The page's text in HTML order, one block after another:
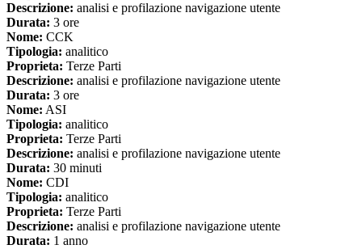
Descrizione: analisi e profilazione navigazione utente
Durata: 3 ore
Nome: CCK
Tipologia: analitico
Proprieta: Terze Parti
Descrizione: analisi e profilazione navigazione utente
Durata: 3 ore
Nome: ASI
Tipologia: analitico
Proprieta: Terze Parti
Descrizione: analisi e profilazione navigazione utente
Durata: 30 minuti
Nome: CDI
Tipologia: analitico
Proprieta: Terze Parti
Descrizione: analisi e profilazione navigazione utente
Durata: 1 anno